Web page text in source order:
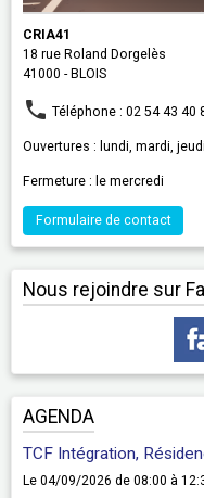
CRIA41
18 rue Roland Dorgelès
41000 - BLOIS
Téléphone : 02 54 43 40
Ouvertures : lundi, mardi,
Fermeture : le mercredi
Formulaire de contact
Nous rejoindre sur
AGENDA
TCF Intégration,
Le 04/09/2026 de 08:00 à